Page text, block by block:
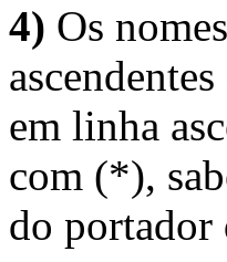
4) Os
em linha
com (*),
do portador